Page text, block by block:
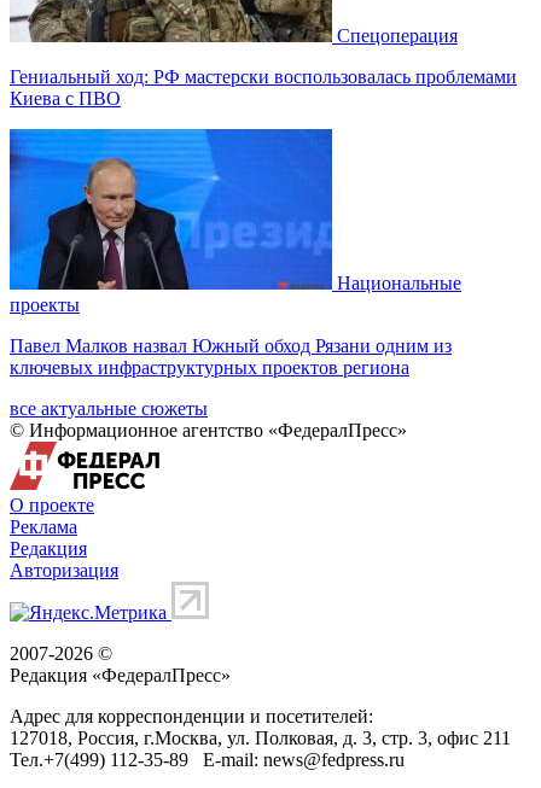
Спецоперация
Гениальный ход: РФ мастерски воспользовалась проблемами
Киева с ПВО
Национальные
проекты
Павел Малков назвал Южный обход Рязани одним из
ключевых инфраструктурных проектов региона
все актуальные сюжеты
© Информационное агентство «ФедералПресс»
О проекте
Реклама
Редакция
Авторизация
2007-2026 ©
Редакция «ФедералПресс»
Адрес для корреспонденции и посетителей:
127018, Россия, г.Москва, ул. Полковая, д. 3, стр. 3, офис 211
Тел.+7(499) 112-35-89 E-mail: news@fedpress.ru